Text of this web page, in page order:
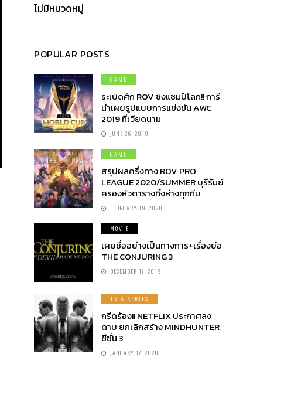
ไม่มีหมวดหมู่
POPULAR POSTS
GAME
ระเบิดศึก ROV ชิงแชมป์โลก!! การี
น่าเผยรูปแบบการแข่งขัน AWC
2019 ที่เวียดนาม
JUNE 26, 2019
GAME
สรุปผลครึ่งทาง ROV PRO
LEAGUE 2020/SUMMER บุรีรัมย์
ครองหัวตารางทิ้งห่างทุกทีม
FEBRUARY 19, 2020
MOVIE
เผยชื่ออย่างเป็นทางการ+เรื่องย่อ
THE CONJURING 3
DECEMBER 17, 2019
TV & SERIES
กรีดร้อง!! NETFLIX ประกาศลง
ดาบ ยกเลิกสร้าง MINDHUNTER
ซีซั่น 3
JANUARY 17, 2020